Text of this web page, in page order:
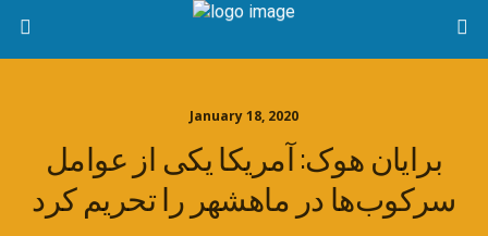
January 18, 2020
برایان هوک: آمریکا یکی از عوامل
سرکوب‌ها در ماهشهر را تحریم کرد